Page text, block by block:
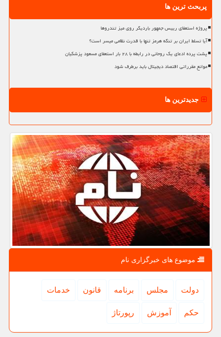
پربحث ترین ها
پروژه استعفای رییس جمهور باردیگر روی میز تندروها
آیا تسلط ایران بر تنگه هرمز تنها با قدرت نظامی میسر است؟
پشت پرده ادعای یک روحانی در رابطه با ۲۸ بار استعفای مسعود پزشکیان
موانع مقرراتی اقتصاد دیجیتال باید برطرف شود
جدیدترین ها
موضوع های خبرگزاری نام
دولت مجلس برنامه قانون خدمات
حكم آموزش رپورتاژ